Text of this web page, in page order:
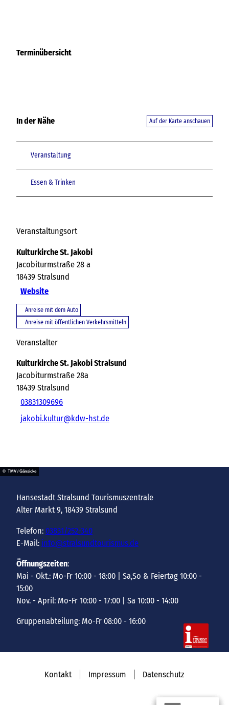
Terminübersicht
In der Nähe Auf der Karte anschauen
Veranstaltung
Essen & Trinken
Veranstaltungsort
Kulturkirche St. Jakobi
Jacobiturmstraße 28 a
18439 Stralsund
Website
Anreise mit dem Auto
Anreise mit öffentlichen Verkehrsmitteln
Veranstalter
Kulturkirche St. Jakobi Stralsund
Jacobiturmstraße 28a
18439 Stralsund
03831309696
jakobi.kultur@kdw-hst.de
© TMV / Gänsicke
Hansestadt Stralsund Tourismuszentrale
Alter Markt 9, 18439 Stralsund
Telefon: 03831/252-340
E-Mail: info@stralsundtourismus.de
Öffnungszeiten:
Mai - Okt.: Mo-Fr 10:00 - 18:00 | Sa,So & Feiertag 10:00 -
15:00
Nov. - April: Mo-Fr 10:00 - 17:00 | Sa 10:00 - 14:00
Gruppenabteilung: Mo-Fr 08:00 - 16:00
Kontakt Impressum Datenschutz